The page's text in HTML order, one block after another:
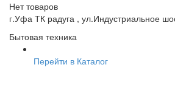
Нет товаров
г.Уфа ТК радуга , ул.Индустриальное
Бытовая техника
Перейти в Каталог